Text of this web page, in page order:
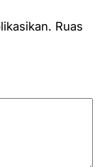
Ruas